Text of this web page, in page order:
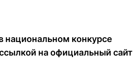
национальном конкурсе
на официальный сайт